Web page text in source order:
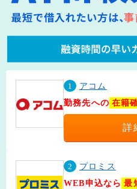
1
アコム
勤務先への 在籍
詳
2
プロミス
WEB申込なら 最